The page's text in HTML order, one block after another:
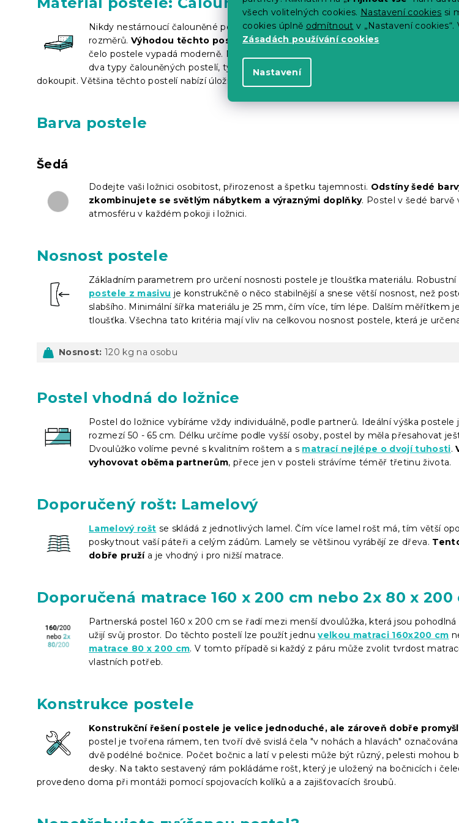
všech volitelných cookies. Nastavení cookies si
cookies úplně odmítnout v „Nastavení
Zásadách používání cookies
Nastavení
Nikdy nestárnoucí čalouněné postele jsou oblíbené díky rozmanitosti barev
rozměrů. Výhodou těchto postelí je design, lze kombinovat různé druhy dřeva,
čelo postele vypadá moderně. Mezi možné nevýhody patří náročnější údržba
dva typy čalouněných postelí, ty se zabudovanou matrací a takové, do kterých
dokoupit. Většina těchto postelí nabízí úložný prostor pod postelí.
Barva postele
Šedá
Dodejte vaši ložnici osobitost, přirozenost a špetku tajemnosti. Odstíny šedé
zkombinujete se světlým nábytkem a výraznými doplňky. Postel v šedé barvě
atmosféru v každém pokoji i ložnici.
Nosnost postele
Základním parametrem pro určení nosnosti postele je tloušťka materiálu.
postele z masivu je konstrukčně o něco stabilnější a snese větší nosnost, než
slabšího. Minimální šířka materiálu je 25 mm, čím více, tím lépe. Dalším měřítkem
tloušťka. Všechna tato kritéria mají vliv na celkovou nosnost postele, která je
Nosnost: 120 kg na osobu
Postel vhodná do ložnice
Postel do ložnice vybíráme vždy individuálně, podle partnerů. Ideální výška postele
rozmezí 50 - 65 cm. Délku určíme podle vyšší osoby, postel by měla přesahovat
Dvoulůžko volíme pevné s kvalitním roštem a s matrací nejlépe o dvojí tuhosti.
vyhovovat oběma partnerům, přece jen v posteli strávíme téměř třetinu života.
Doporučený rošt: Lamelový
Lamelový rošt se skládá z jednotlivých lamel. Čím více lamel rošt má, tím větší
poskytnout vaší páteři a celým zádům. Lamely se většinou vyrábějí ze dřeva.
dobře pružía je vhodný i pro nižší matrace.
Doporučená matrace 160 x 200 cm nebo 2x 80 x 200
Partnerská postel 160 x 200 cm se řadí mezi menší dvoulůžka, která jsou pohodlná
užijí svůj prostor. Do těchto postelí lze použít jednuvelkou matraci 160x200 cm
matrace 80 x 200 cm. V tomto případě si každý z páru může zvolit tvrdost
vlastních potřeb.
Konstrukce postele
Konstrukční řešení postele je velice jednoduché, ale zároveň dobře
postel je tvořena rámem, ten tvoří dvě svislá čela "v nohách a hlavách"
dvě podélné bočnice. Počet bočnic a latí v pelesti může být různý, pelesti mohou
desky. Na takto sestavený rám pokládáme rošt, který je uložený na bočnicích i
provedeno doma při montáži pomocí spojovacích kolíků a a zajišťovacích šroubů.